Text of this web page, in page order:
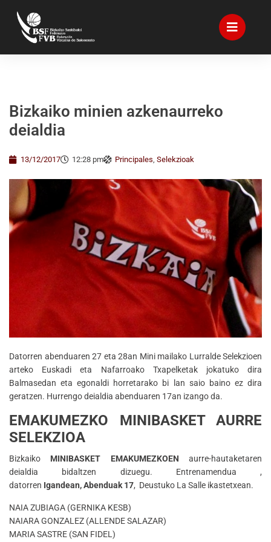
Bizkaiko minien azkenaurreko
deialdia
13/12/2017 12:28 pm Principales, Selekzioak
Datorren abenduaren 27 eta 28an Mini mailako Lurralde Selekzioen
arteko Euskadi eta Nafarroako Txapelketak jokatuko dira
Balmasedan eta egonaldi horretarako bi lan saio baino ez dira
geratzen. Hurrengo deialdia abenduaren 17an izango da.
EMAKUMEZKO MINIBASKET AURRE
SELEKZIOA
Bizkaiko MINIBASKET EMAKUMEZKOEN aurre-hautaketaren
deialdia bidaltzen dizuegu. Entrenamendua ,
datorren Igandean,Abenduak 17, Deustuko La Salle ikastetxean.
NAIA ZUBIAGA (GERNIKA KESB)
NAIARA GONZALEZ (ALLENDE SALAZAR)
MARIA SASTRE (SAN FIDEL)